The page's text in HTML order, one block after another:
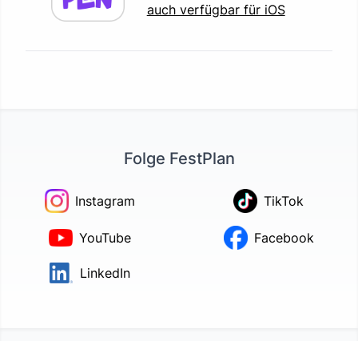
auch verfügbar für iOS
Folge FestPlan
Instagram TikTok
YouTube Facebook
LinkedIn